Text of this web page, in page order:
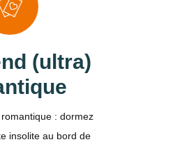
(ultra)
: dormez
insolite au bord de